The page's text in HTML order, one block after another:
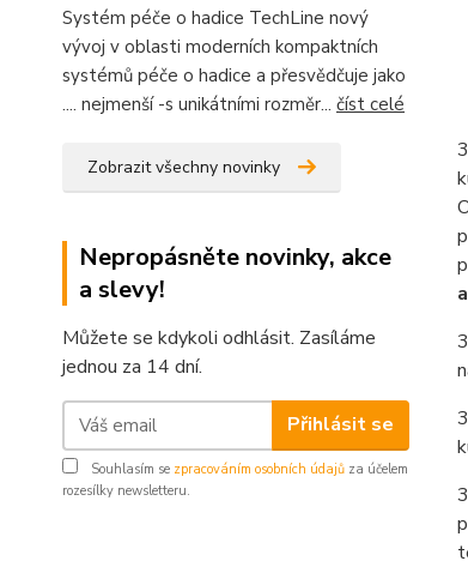
Systém péče o hadice TechLine nový
vývoj v oblasti moderních kompaktních
systémů péče o hadice a přesvědčuje jako
.... nejmenší -s unikátními rozměr... číst celé
Zobrazit všechny novinky
Nepropásněte novinky, akce
a slevy!
Můžete se kdykoli odhlásit. Zasíláme
jednou za 14 dní.
Přihlásit se
Souhlasím se zpracováním osobních údajů za účelem
rozesílky newsletteru.